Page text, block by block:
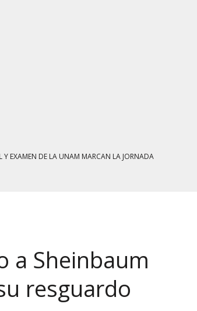
CUATRO CENTROS Y HASTA 1.1 MILLONES DE LITROS
INDUSTRIAL Y UNA LEY BAJO CERO
UNAM MARCAN LA JORNADA
a Sheinbaum
resguardo